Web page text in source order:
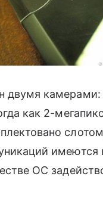
двумя камерами:
как 2-
имеются
ОС